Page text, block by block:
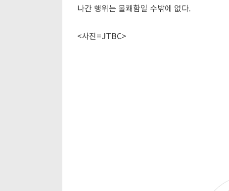
나간 행위는 불쾌함일 수밖에 없다.
<사진=JTBC>